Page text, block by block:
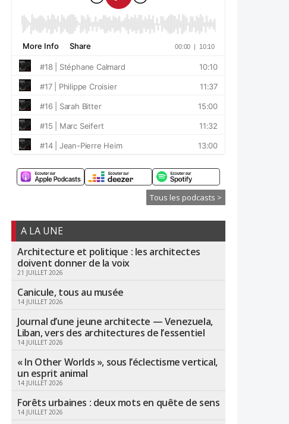
Tous les podcasts >
A LA UNE
Architecture et politique : les architectes
doivent donner de la voix
21 JUILLET 2026
Canicule, tous au musée
14 JUILLET 2026
Journal d’une jeune architecte — Venezuela,
Liban, vers des architectures de l’essentiel
14 JUILLET 2026
« In Other Worlds », sous l’éclectisme vertical,
un esprit animal
14 JUILLET 2026
Forêts urbaines : deux mots en quête de sens
14 JUILLET 2026